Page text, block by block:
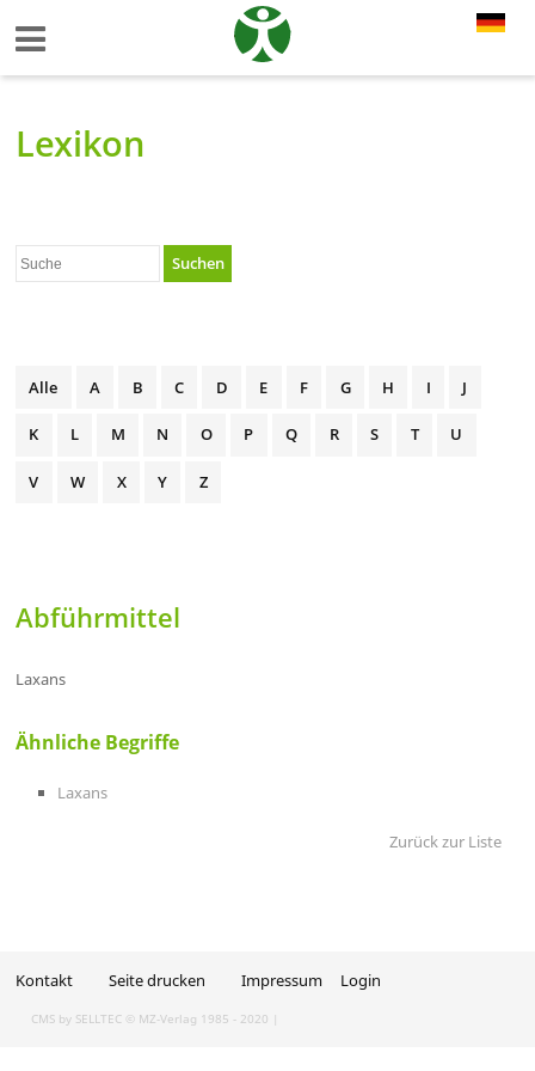
Lexikon
Suchen
Alle A B C D E F G H I J
K L M N O P Q R S T U
V W X Y Z
Abführmittel
Laxans
Ähnliche Begriffe
Laxans
Zurück zur Liste
Kontakt Seite drucken Impressum Login
CMS by SELLTEC © MZ-Verlag 1985 - 2020 |